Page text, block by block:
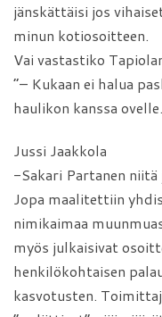
jänskättäisi jos
minun kotiosoitteen.
Vai vastastiko
”– Kukaan ei halua
haulikon kanssa
Jussi Jaakkola
-Sakari Partanen
Jopa maalitettiin
nimikaimaa
myös julkaisivat
henkilökohtaisen
kasvotusten.